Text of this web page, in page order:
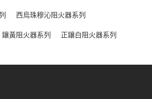
西烏珠穆沁阻火器系列
鑲黃阻火器系列 正鑲白阻火器系列